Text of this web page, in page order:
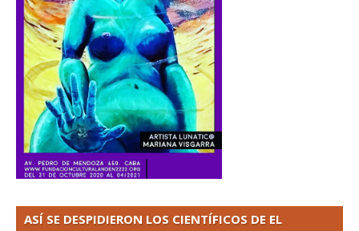
ASÍ SE DESPIDIERON LOS CIENTÍFICOS DE EL